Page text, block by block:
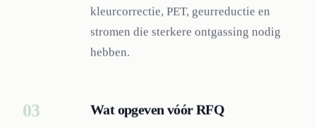
kleurcorrectie, PET, geurreductie en
stromen die sterkere ontgassing nodig
hebben.
03 Wat opgeven vóór RFQ